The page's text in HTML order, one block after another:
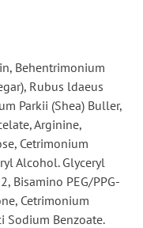
Behentrimonium
Rubus ldaeus
Parkii (Shea) Buller,
Arginine,
Cetrimonium
Alcohol. Glyceryl
Bisamino PEG/PPG-
Cetrimonium
Sodium Benzoate.